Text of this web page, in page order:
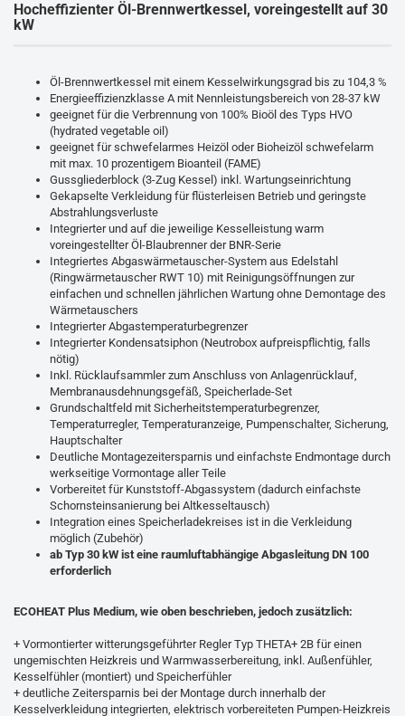
Hocheffizienter Öl-Brennwertkessel, voreingestellt auf 30
kW
Öl-Brennwertkessel mit einem Kesselwirkungsgrad bis zu 104,3 %
Energieeffizienzklasse A mit Nennleistungsbereich von 28-37 kW
geeignet für die Verbrennung von 100% Bioöl des Typs HVO
(hydrated vegetable oil)
geeignet für schwefelarmes Heizöl oder Bioheizöl schwefelarm
mit max. 10 prozentigem Bioanteil (FAME)
Gussgliederblock (3-Zug Kessel) inkl. Wartungseinrichtung
Gekapselte Verkleidung für flüsterleisen Betrieb und geringste
Abstrahlungsverluste
Integrierter und auf die jeweilige Kesselleistung warm
voreingestellter Öl-Blaubrenner der BNR-Serie
Integriertes Abgaswärmetauscher-System aus Edelstahl
(Ringwärmetauscher RWT 10) mit Reinigungsöffnungen zur
einfachen und schnellen jährlichen Wartung ohne Demontage des
Wärmetauschers
Integrierter Abgastemperaturbegrenzer
Integrierter Kondensatsiphon (Neutrobox aufpreispflichtig, falls
nötig)
Inkl. Rücklaufsammler zum Anschluss von Anlagenrücklauf,
Membranausdehnungsgefäß, Speicherlade-Set
Grundschaltfeld mit Sicherheitstemperaturbegrenzer,
Temperaturregler, Temperaturanzeige, Pumpenschalter, Sicherung,
Hauptschalter
Deutliche Montagezeitersparnis und einfachste Endmontage durch
werkseitige Vormontage aller Teile
Vorbereitet für Kunststoff-Abgassystem (dadurch einfachste
Schornsteinsanierung bei Altkesseltausch)
Integration eines Speicherladekreises ist in die Verkleidung
möglich (Zubehör)
ab Typ 30 kW ist eine raumluftabhängige Abgasleitung DN 100
erforderlich
ECOHEAT Plus Medium, wie oben beschrieben, jedoch zusätzlich:
+ Vormontierter witterungsgeführter Regler Typ THETA+ 2B für einen
ungemischten Heizkreis und Warmwasserbereitung, inkl. Außenfühler,
Kesselfühler (montiert) und Speicherfühler
+ deutliche Zeitersparnis bei der Montage durch innerhalb der
Kesselverkleidung integrierten, elektrisch vorbereiteten Pumpen-Heizkreis